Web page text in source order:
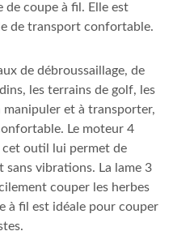
de coupe à fil. Elle est
de transport confortable.
de débroussaillage, de
les terrains de golf, les
et à transporter,
Le moteur 4
cet outil lui permet de
vibrations. La lame 3
couper les herbes
à fil est idéale pour couper